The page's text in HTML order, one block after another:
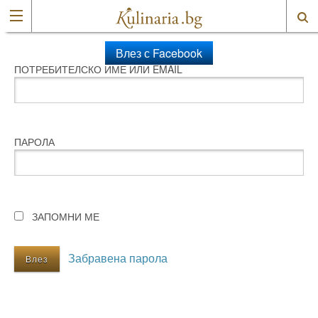
Влез с Facebook
ПОТРЕБИТЕЛСКО ИМЕ ИЛИ EMAIL
ПАРОЛА
ЗАПОМНИ МЕ
Забравена парола